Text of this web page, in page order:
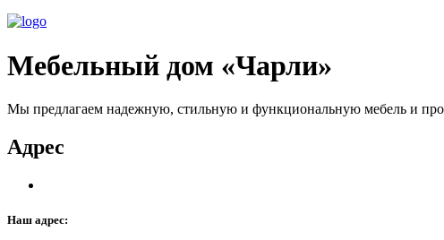
Мебельный дом «Чарли»
Мы предлагаем надежную, стильную и функциональную мебель и
Адрес
Наш адрес: